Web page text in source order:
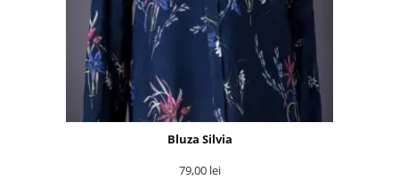
Bluza Silvia
79,00 lei